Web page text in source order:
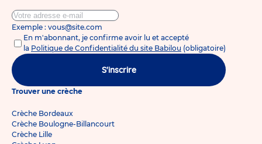
Exemple : vous@site.com
En m'abonnant, je confirme avoir lu et accepté
la Politique de Confidentialité du site Babilou (obligatoire)
S'inscrire
Trouver une crèche
Crèche Bordeaux
Crèche Boulogne-Billancourt
Crèche Lille